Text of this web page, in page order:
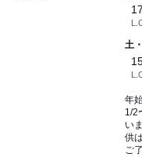
土
年
1/2
い
供
ご